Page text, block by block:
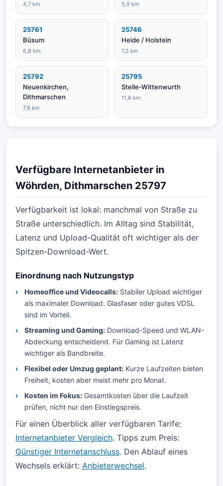
4,7 km 5,9 km
25761
Büsum
6,8 km
25746
Heide / Holstein
7,2 km
25792
Neuenkirchen,
Dithmarschen
7,8 km
25795
Stelle-Wittenwurth
11,6 km
Verfügbare Internetanbieter in
Wöhrden, Dithmarschen 25797
Verfügbarkeit ist lokal: manchmal von Straße zu
Straße unterschiedlich. Im Alltag sind Stabilität,
Latenz und Upload-Qualität oft wichtiger als der
Spitzen-Download-Wert.
Einordnung nach Nutzungstyp
Homeoffice und Videocalls: Stabiler Upload wichtiger
als maximaler Download. Glasfaser oder gutes VDSL
sind im Vorteil.
Streaming und Gaming: Download-Speed und WLAN-
Abdeckung entscheidend. Für Gaming ist Latenz
wichtiger als Bandbreite.
Flexibel oder Umzug geplant: Kurze Laufzeiten bieten
Freiheit, kosten aber meist mehr pro Monat.
Kosten im Fokus: Gesamtkosten über die Laufzeit
prüfen, nicht nur den Einstiegspreis.
Für einen Überblick aller verfügbaren Tarife:
Internetanbieter Vergleich. Tipps zum Preis:
Günstiger Internetanschluss. Den Ablauf eines
Wechsels erklärt: Anbieterwechsel.